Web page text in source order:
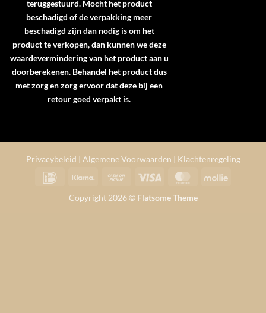
teruggestuurd. Mocht het product
beschadigd of de verpakking meer
beschadigd zijn dan nodig is om het
product te verkopen, dan kunnen we deze
waardevermindering van het product aan u
doorberekenen. Behandel het product dus
met zorg en zorg ervoor dat deze bij een
retour goed verpakt is.
Privacybeleid | Algemene Voorwaarden | Klachtenregeling
IDeal
Klarna
Cash
Pickup
Visa MasterCardMollie
Copyright 2026 © Flatsome Theme